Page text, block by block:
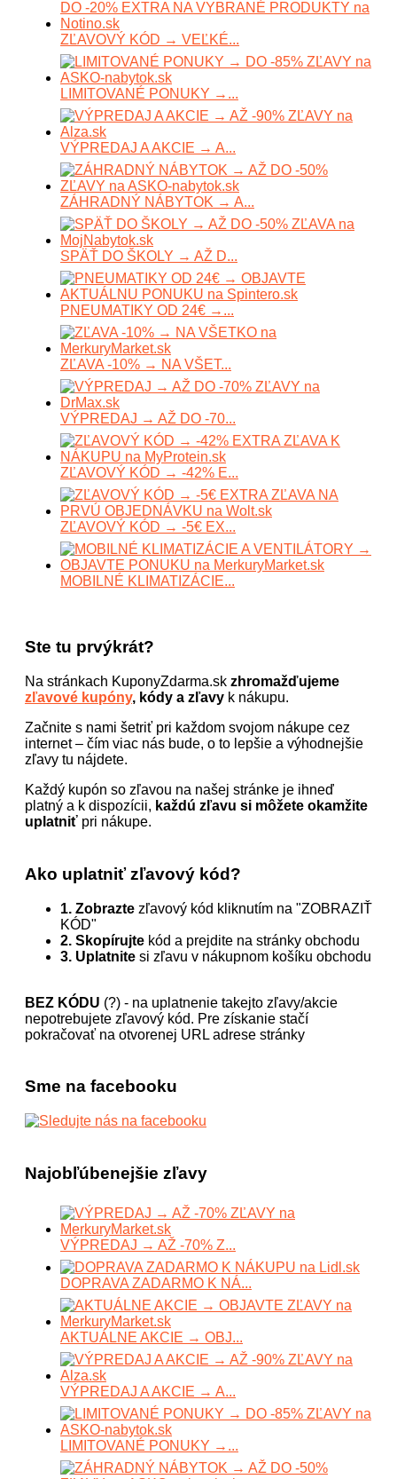
ZĽAVOVÝ KÓD → VEĽKÉ...
LIMITOVANÉ PONUKY →...
VÝPREDAJ A AKCIE → A...
ZÁHRADNÝ NÁBYTOK → A...
SPÄŤ DO ŠKOLY → AŽ D...
PNEUMATIKY OD 24€ →...
ZĽAVA -10% → NA VŠET...
VÝPREDAJ → AŽ DO -70...
ZĽAVOVÝ KÓD → -42% E...
ZĽAVOVÝ KÓD → -5€ EX...
MOBILNÉ KLIMATIZÁCIE...
Ste tu prvýkrát?
Na stránkach KuponyZdarma.sk zhromažďujeme
zľavové kupóny, kódy a zľavy k nákupu.
Začnite s nami šetriť pri každom svojom nákupe cez
internet – čím viac nás bude, o to lepšie a výhodnejšie
zľavy tu nájdete.
Každý kupón so zľavou na našej stránke je ihneď
platný a k dispozícii, každú zľavu si môžete okamžite
uplatniť pri nákupe.
Ako uplatniť zľavový kód?
1. Zobrazte zľavový kód kliknutím na "ZOBRAZIŤ
KÓD"
2. Skopírujte kód a prejdite na stránky obchodu
3. Uplatnite si zľavu v nákupnom košíku obchodu
BEZ KÓDU (?) - na uplatnenie takejto zľavy/akcie
nepotrebujete zľavový kód. Pre získanie stačí
pokračovať na otvorenej URL adrese stránky
Sme na facebooku
Najobľúbenejšie zľavy
VÝPREDAJ → AŽ -70% Z...
DOPRAVA ZADARMO K NÁ...
AKTUÁLNE AKCIE → OBJ...
VÝPREDAJ A AKCIE → A...
LIMITOVANÉ PONUKY →...